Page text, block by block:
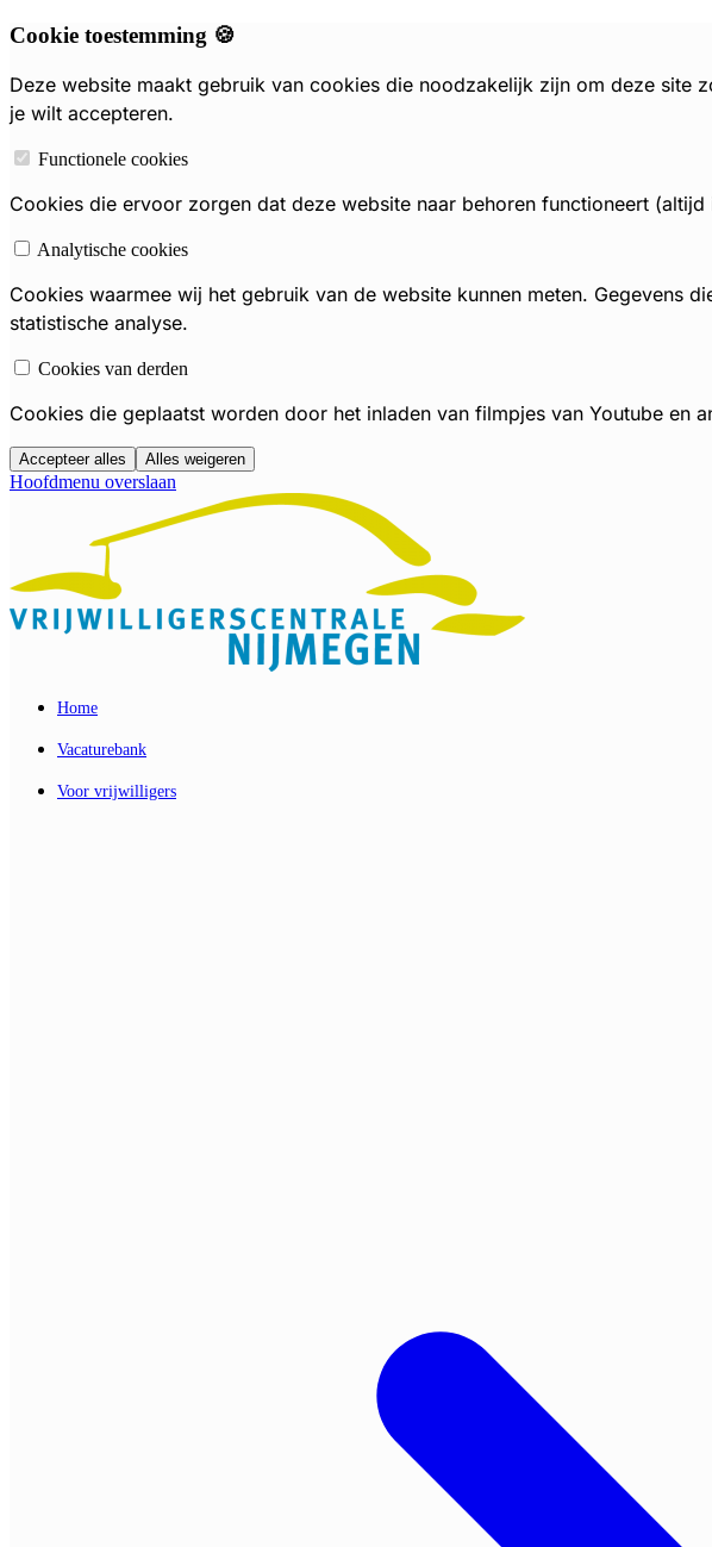
Cookie toestemming 🍪
Deze website maakt gebruik van cookies die noodzakelijk zijn om deze site
je wilt accepteren.
Functionele cookies
Cookies die ervoor zorgen dat deze website naar behoren functioneert (altijd
Analytische cookies
Cookies waarmee wij het gebruik van de website kunnen meten. Gegevens
statistische analyse.
Cookies van derden
Cookies die geplaatst worden door het inladen van filmpjes van Youtube en
Accepteer alles Alles weigeren
Hoofdmenu overslaan
Home
Vacaturebank
Voor vrijwilligers